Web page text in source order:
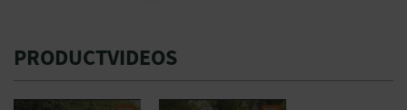
PRODUCTVIDEOS